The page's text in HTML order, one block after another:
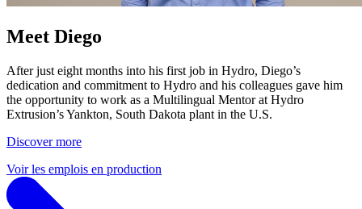
Meet Diego
After just eight months into his first job in Hydro, Diego’s
dedication and commitment to Hydro and his colleagues gave him
the opportunity to work as a Multilingual Mentor at Hydro
Extrusion’s Yankton, South Dakota plant in the U.S.
Discover more
Voir les emplois en production